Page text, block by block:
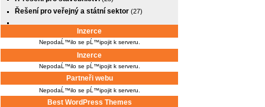
Řešení pro veřejný a státní sektor (27)
Inzerce
NepodaĹ™ilo se pĹ™ipojit k serveru.
Inzerce
NepodaĹ™ilo se pĹ™ipojit k serveru.
Partneři webu
NepodaĹ™ilo se pĹ™ipojit k serveru.
Best WordPress Themes